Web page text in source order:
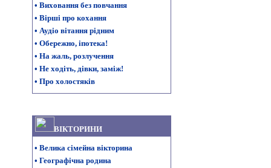
•Виховання без повчання
•Вірші про кохання
•Аудіо вітання рідним
•Обережно, іпотека!
•На жаль, розлучення
•Не ходіть, дівки, заміж!
•Про холостяків
ВІКТОРИНИ
•Велика сімейна вікторина
•Географічна родина